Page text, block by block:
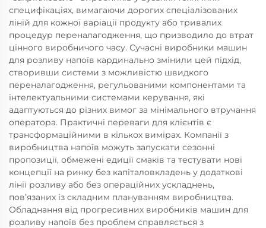
специфікаціях, вимагаючи дорогих спеціалізованих
ліній для кожної варіації продукту або тривалих
процедур переналагодження, що призводило до втрат
цінного виробничого часу. Сучасні виробники машин
для розливу напоїв кардинально змінили цей підхід,
створивши системи з можливістю швидкого
переналагодження, регульованими компонентами та
інтелектуальними системами керування, які
адаптуються до різних вимог за мінімального втручання
оператора. Практичні переваги для клієнтів є
трансформаційними в кількох вимірах. Компанії з
виробництва напоїв можуть запускати сезонні
пропозиції, обмежені едиції смаків та тестувати нові
концепції на ринку без капіталовкладень у додаткові
лінії розливу або без операційних ускладнень,
пов’язаних із складним плануванням виробництва.
Обладнання від прогресивних виробників машин для
розливу напоїв без проблем справляється з